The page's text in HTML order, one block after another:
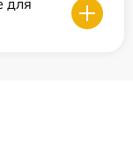
для